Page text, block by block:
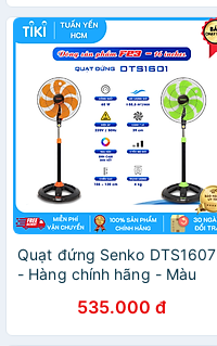
Quạt đứng Senko DTS1607
- Hàng chính hãng - Màu
535.000 đ